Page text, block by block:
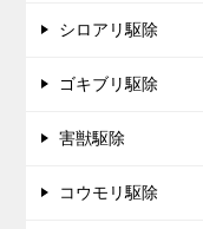
シロアリ駆除
ゴキブリ駆除
害獣駆除
コウモリ駆除